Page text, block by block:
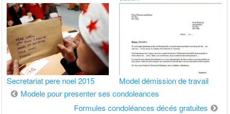
Secretariat pere noel 2015 Model démission de travail
Navigation
Modele pour presenter ses condoleances
Formules condoléances décés gratuites